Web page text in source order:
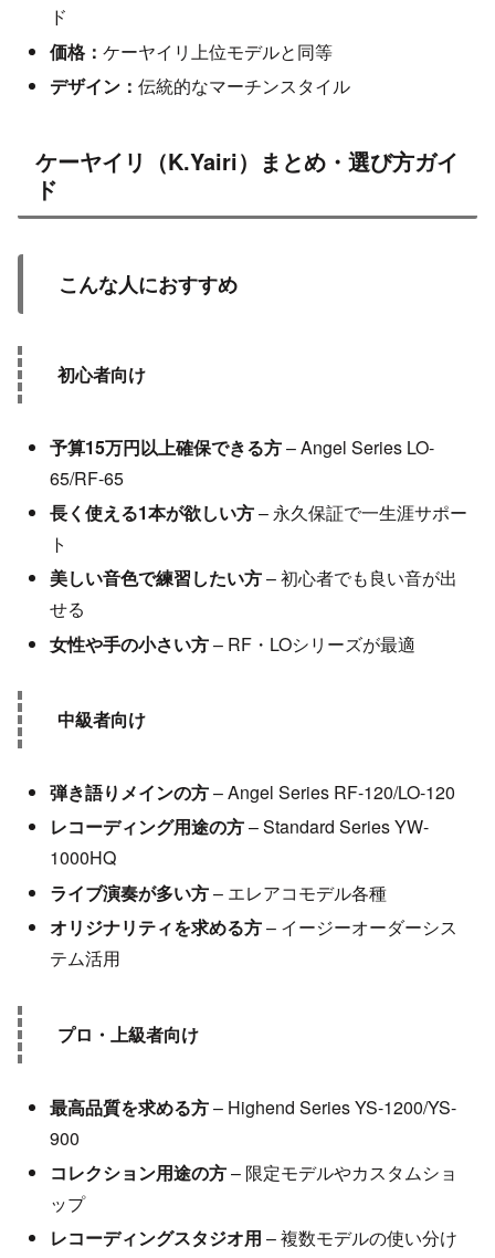
ド
価格：ケーヤイリ上位モデルと同等
デザイン：伝統的なマーチンスタイル
ケーヤイリ（K.Yairi）まとめ・選び方ガイ
ド
こんな人におすすめ
初心者向け
予算15万円以上確保できる方– Angel Series LO-
65/RF-65
長く使える1本が欲しい方– 永久保証で一生涯サポー
ト
美しい音色で練習したい方– 初心者でも良い音が出
せる
女性や手の小さい方– RF・LOシリーズが最適
中級者向け
弾き語りメインの方– Angel Series RF-120/LO-120
レコーディング用途の方– Standard Series YW-
1000HQ
ライブ演奏が多い方– エレアコモデル各種
オリジナリティを求める方– イージーオーダーシス
テム活用
プロ・上級者向け
最高品質を求める方– Highend Series YS-1200/YS-
900
コレクション用途の方– 限定モデルやカスタムショ
ップ
レコーディングスタジオ用 – 複数モデルの使い分け